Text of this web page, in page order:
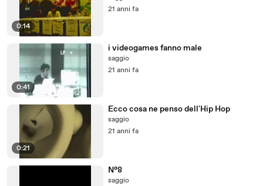
0:14
21 anni fa
0:41
i videogames fanno male
saggio
21 anni fa
0:21
Ecco cosa ne penso dell'Hip Hop
saggio
21 anni fa
N°8
saggio